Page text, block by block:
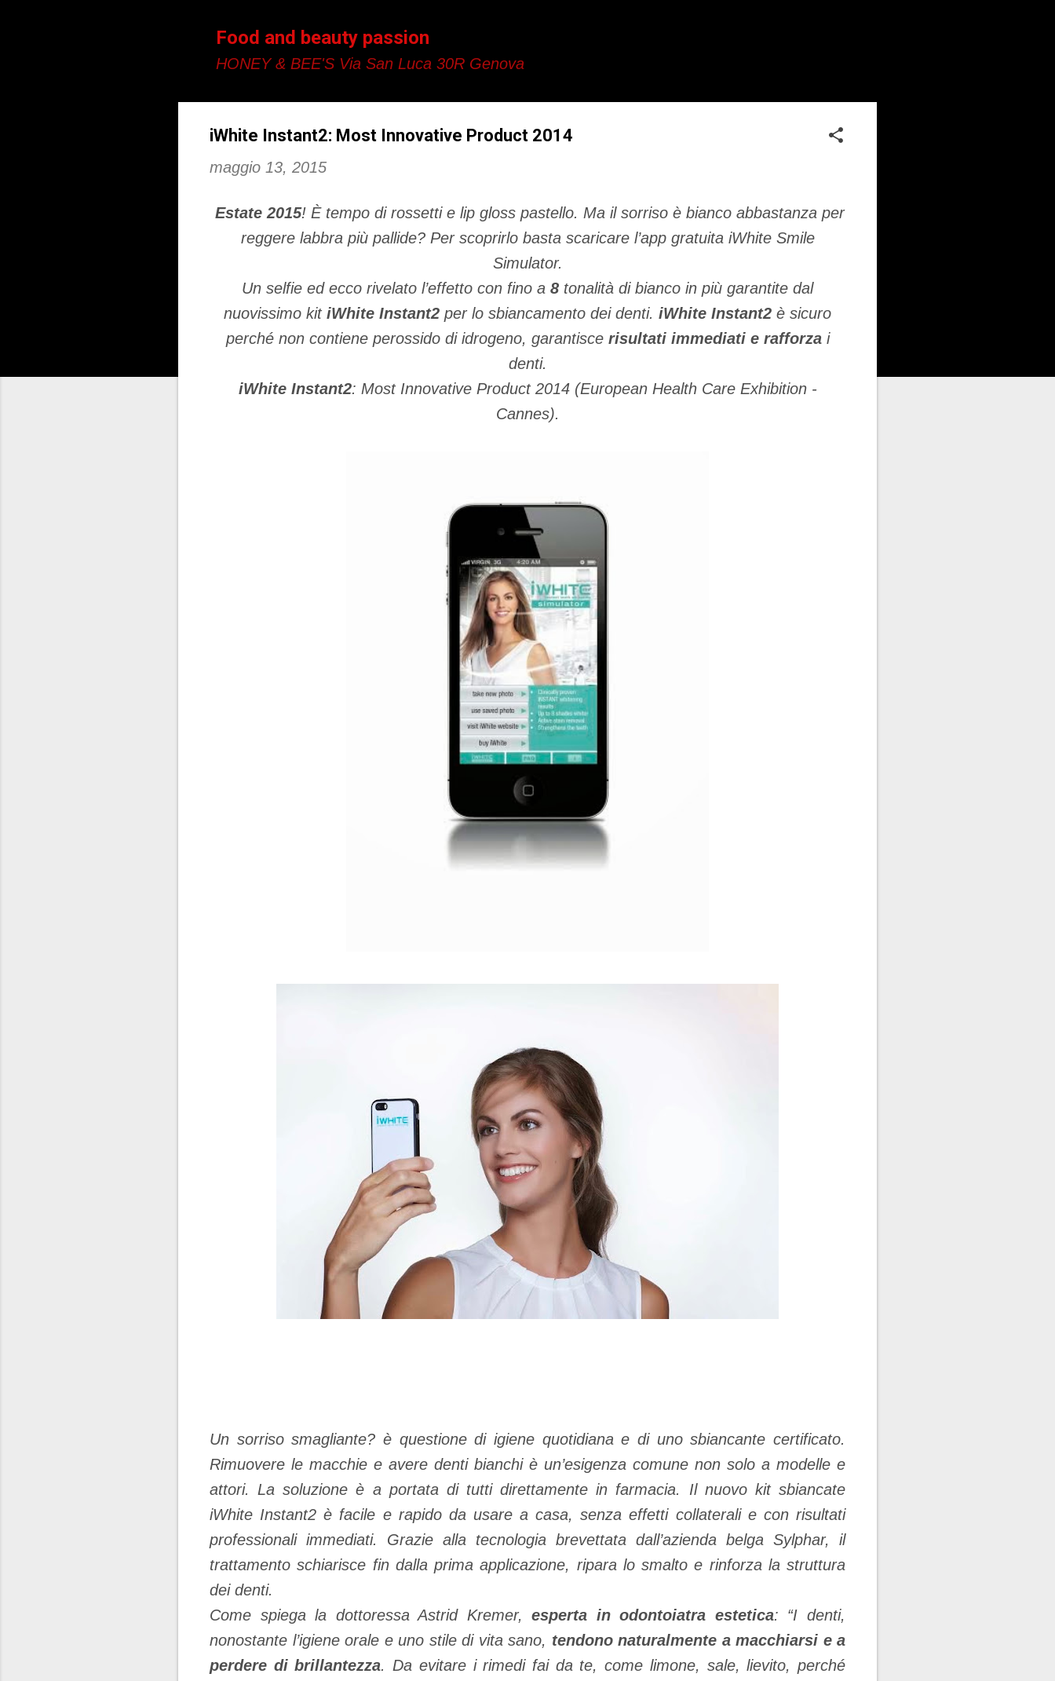
Food and beauty passion
HONEY & BEE'S Via San Luca 30R Genova
iWhite Instant2: Most Innovative Product 2014
maggio 13, 2015
Estate 2015! È tempo di rossetti e lip gloss pastello. Ma il sorriso è bianco abbastanza per
reggere labbra più pallide? Per scoprirlo basta scaricare l’app gratuita iWhite Smile
Simulator.
Un selfie ed ecco rivelato l’effetto con fino a 8 tonalità di bianco in più garantite dal
nuovissimo kit iWhite Instant2 per lo sbiancamento dei denti. iWhite Instant2 è sicuro
perché non contiene perossido di idrogeno, garantisce risultati immediati e rafforzai
denti.
iWhite Instant2: Most Innovative Product 2014 (European Health Care Exhibition -
Cannes).
Un sorriso smagliante? è questione di igiene quotidiana e di uno sbiancante certificato.
Rimuovere le macchie e avere denti bianchi è un’esigenza comune non solo a modelle e
attori. La soluzione è a portata di tutti direttamente in farmacia. Il nuovo kit sbiancate
iWhite Instant2 è facile e rapido da usare a casa, senza effetti collaterali e con risultati
professionali immediati. Grazie alla tecnologia brevettata dall’azienda belga Sylphar, il
trattamento schiarisce fin dalla prima applicazione, ripara lo smalto e rinforza la struttura
dei denti.
Come spiega la dottoressa Astrid Kremer, esperta in odontoiatra estetica: “I denti,
nonostante l’igiene orale e uno stile di vita sano, tendono naturalmente a macchiarsi e a
perdere di brillantezza. Da evitare i rimedi fai da te, come limone, sale, lievito, perché